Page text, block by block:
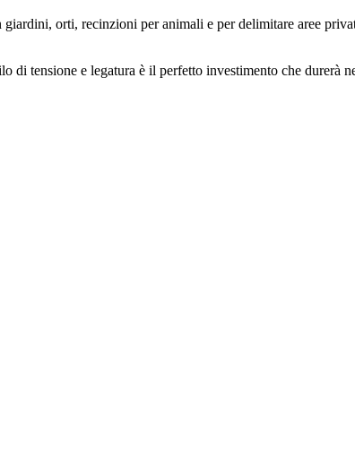
giardini, orti, recinzioni per animali e per delimitare aree
di tensione e legatura è il perfetto investimento che durerà